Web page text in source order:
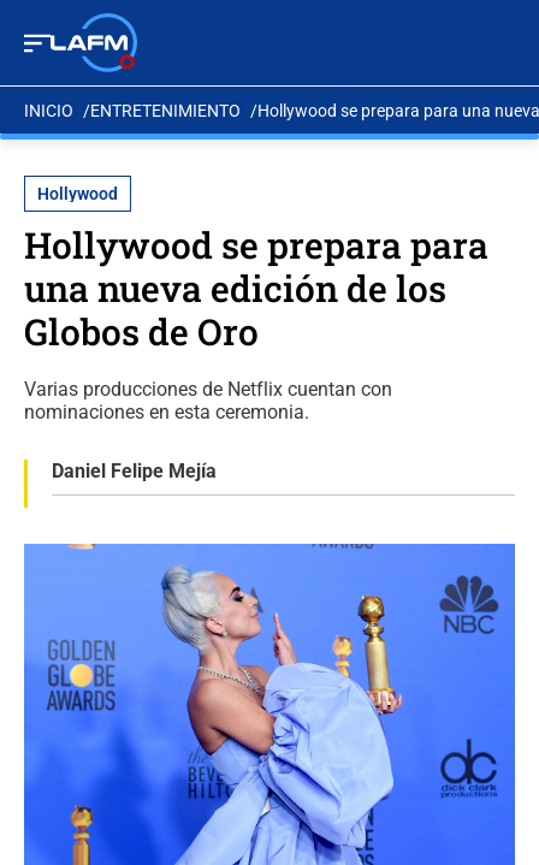
INICIO ENTRETENIMIENTO Hollywood se prepara para una
Hollywood
Hollywood se prepara para
una nueva edición de los
Globos de Oro
Varias producciones de Netflix cuentan con
nominaciones en esta ceremonia.
Daniel Felipe Mejía